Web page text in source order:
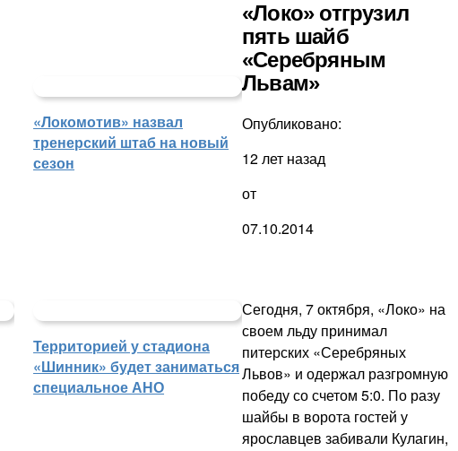
«Локомотив» назвал
тренерский штаб на новый
сезон
Территорией у стадиона
«Шинник» будет заниматься
специальное АНО
«Локо» отгрузил
пять шайб
«Серебряным
Львам»
Опубликовано:
12 лет назад
от
07.10.2014
Сегодня, 7 октября, «Локо» на
своем льду принимал
питерских «Серебряных
Львов» и одержал разгромную
победу со счетом 5:0. По разу
шайбы в ворота гостей у
ярославцев забивали Кулагин,